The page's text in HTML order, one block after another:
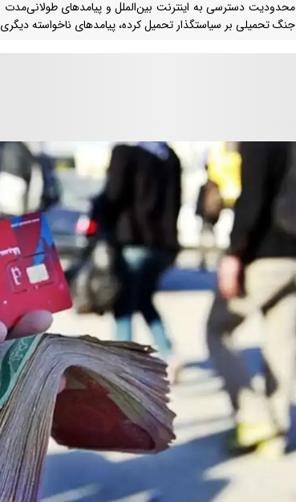
محدودیت دسترسی به اینترنت بین‌الملل و پیامدهای
جنگ تحمیلی بر سیاستگذار تحمیل کرده، پیامدهای ناخواسته